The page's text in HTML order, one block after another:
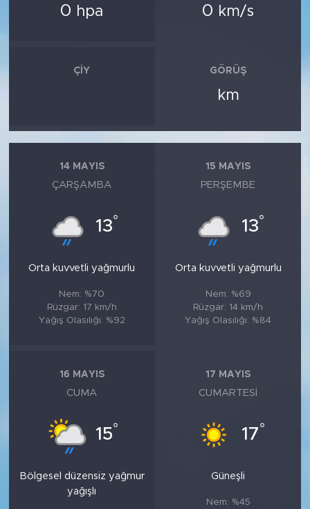
0 hpa 0 km/s
ÇIY GÖRÜŞ
km
14 MAYIS
ÇARŞAMBA
13°
Orta kuvvetli yağmurlu
Nem: %70
Rüzgar: 17 km/h
Yağış Olasılığı: %92
15 MAYIS
PERŞEMBE
13°
Orta kuvvetli yağmurlu
Nem: %69
Rüzgar: 14 km/h
Yağış Olasılığı: %84
16 MAYIS
CUMA
15°
Bölgesel düzensiz yağmur
yağışlı
17 MAYIS
CUMARTESI
17°
Güneşli
Nem: %45